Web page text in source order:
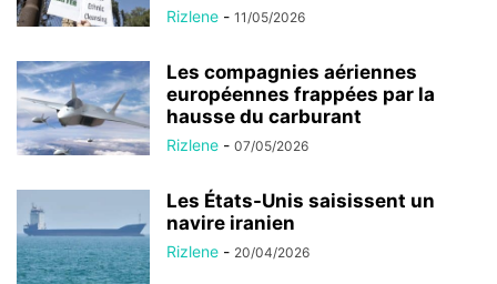
Rizlene - 11/05/2026
Les compagnies aériennes
européennes frappées par la
hausse du carburant
Rizlene - 07/05/2026
Les États-Unis saisissent un
navire iranien
Rizlene - 20/04/2026